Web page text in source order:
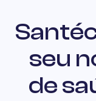
seu
de